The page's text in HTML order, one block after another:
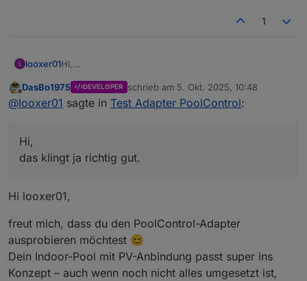
1
L looxer01Hi,
Ich habe einen indoor pool. Allerdings habe ich aus
Wartungründen kein Wasser im Pool. Im Frühjahr soll
Beckeninhalt ca 50 m3-
Pooltemp Messung über ioBroker Sennsoren
Solaranlage, bei Überschuss soll die Pumpe
loslegen)
mindestlaufzeitdauer der Pumpe
wird er mir noch nicht angeboten. Installation mit
Github link scheint nicht zu funktionieren.
Offline
DasBo1975 DEVELOPER schrieb am 5. Okt. 2025, 10:48
zuletzt editiert von
@looxer01 sagte in Test Adapter PoolControl:
Hi,
das klingt ja richtig gut.
Hi looxer01,
freut mich, dass du den PoolControl-Adapter
ausprobieren möchtest 😊
Dein Indoor-Pool mit PV-Anbindung passt super ins
Konzept – auch wenn noch nicht alles umgesetzt ist,